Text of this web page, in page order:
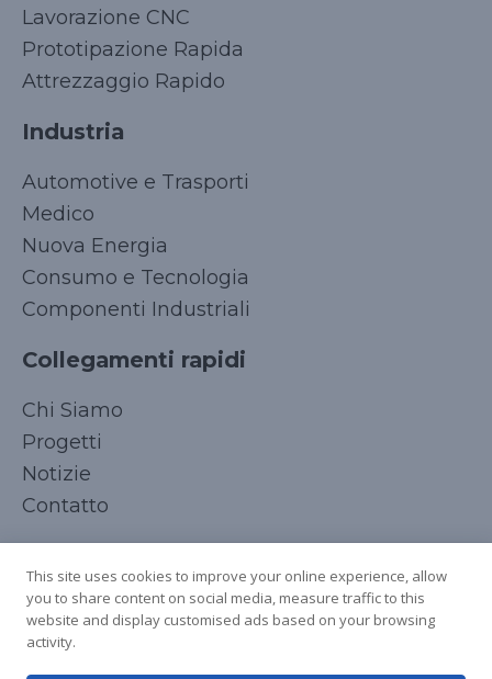
Lavorazione CNC
Prototipazione Rapida
Attrezzaggio Rapido
Industria
Automotive e Trasporti
Medico
Nuova Energia
Consumo e Tecnologia
Componenti Industriali
Collegamenti rapidi
Chi Siamo
Progetti
Notizie
Contatto
English
German
This site uses cookies to improve your online experience, allow
you to share content on social media, measure traffic to this
website and display customised ads based on your browsing
activity.